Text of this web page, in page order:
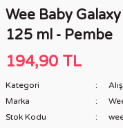
Wee Baby Galaxy
125 ml - Pembe
194,90 TL
Kategori
Marka
Stok Kodu